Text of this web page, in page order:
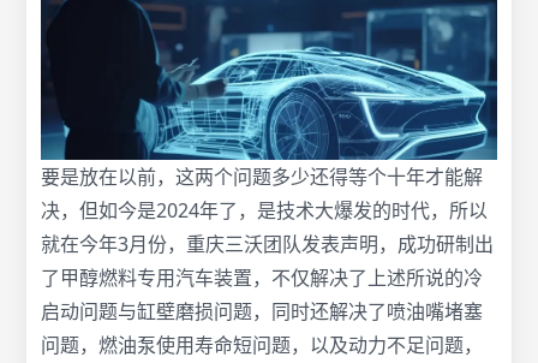
要是放在以前，这两个问题多少还得等个十年才能解
决，但如今是2024年了，是技术大爆发的时代，所以
就在今年3月份，重庆三沃团队发表声明，成功研制出
了甲醇燃料专用汽车装置，不仅解决了上述所说的冷
启动问题与缸壁磨损问题，同时还解决了喷油嘴堵塞
问题，燃油泵使用寿命短问题，以及动力不足问题，